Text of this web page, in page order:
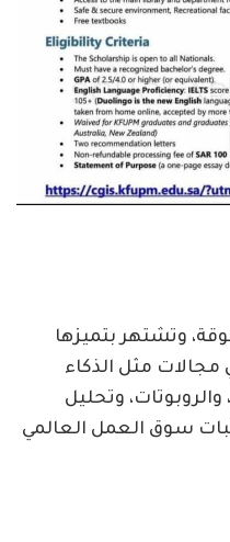
وتشتهر بتميزها
مجالات مثل الذكاء
وتحليل
سوق العمل العالمي